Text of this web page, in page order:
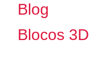
Blog
Blocos 3D